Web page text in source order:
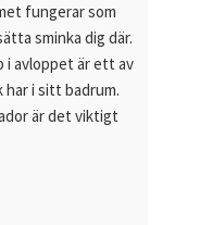
fungerar som
sminka dig där.
i avloppet är ett av
i sitt badrum.
är det viktigt